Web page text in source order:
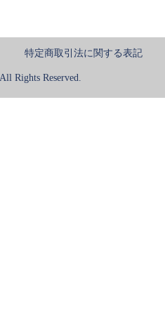
特定商取引法に関する表記
Rights Reserved.